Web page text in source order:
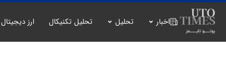
اخبار تحلیل تحلیل تکنیکال ارز دیجیتال